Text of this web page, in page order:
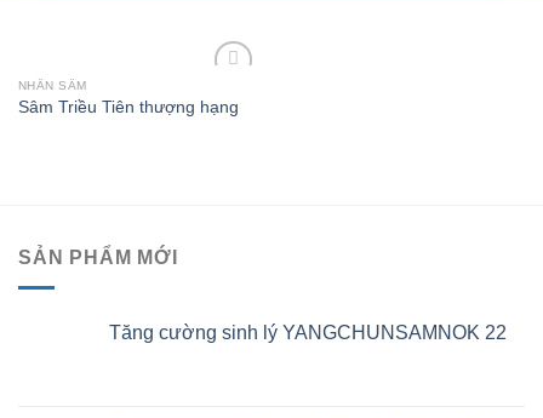
Wishlist
NHÂN SÂM
Sâm Triều Tiên thượng hạng
SẢN PHẨM MỚI
Tăng cường sinh lý YANGCHUNSAMNOK 22